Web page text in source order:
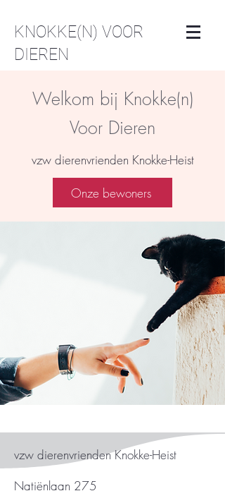
KNOKKE(N) VOOR
DIEREN
Welkom bij Knokke(n)
Voor Dieren
vzw dierenvrienden Knokke-Heist
Onze bewoners
vzw dierenvrienden Knokke-Heist
Natiënlaan 275